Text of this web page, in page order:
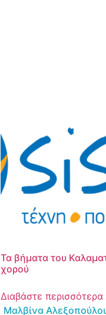
Τα βήματα του
χορού
Διαβάστε περισσότερα
Μαλβίνα